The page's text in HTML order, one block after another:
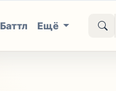
Баттл Ещё